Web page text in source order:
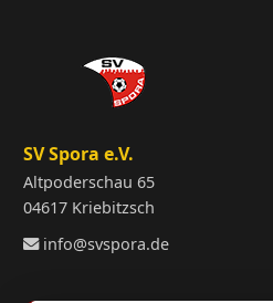
SV Spora e.V.
Altpoderschau 65
04617 Kriebitzsch
info@svspora.de